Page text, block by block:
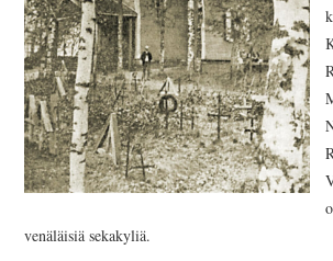
KULTTUURI
INKERIN
KULTTUURISEURA RY
venäläisiä sekakyliä.